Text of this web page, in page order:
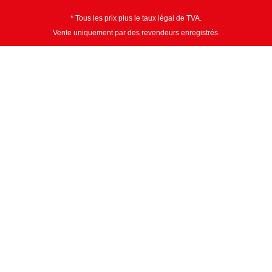
* Tous les prix plus le taux légal de TVA.
Vente uniquement par des revendeurs enregistrés.